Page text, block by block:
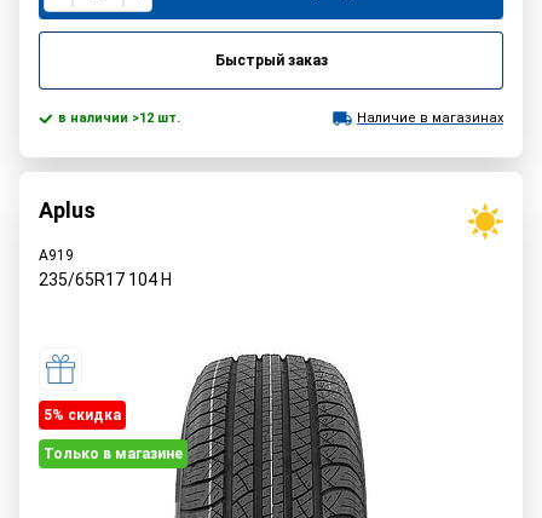
Быстрый заказ
в наличии >12 шт. Наличие в магазинах
Aplus
A919
235/65R17 104H
5% cкидка
Только в магазине